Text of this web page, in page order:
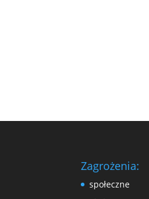
Zagrożenia:
społeczne